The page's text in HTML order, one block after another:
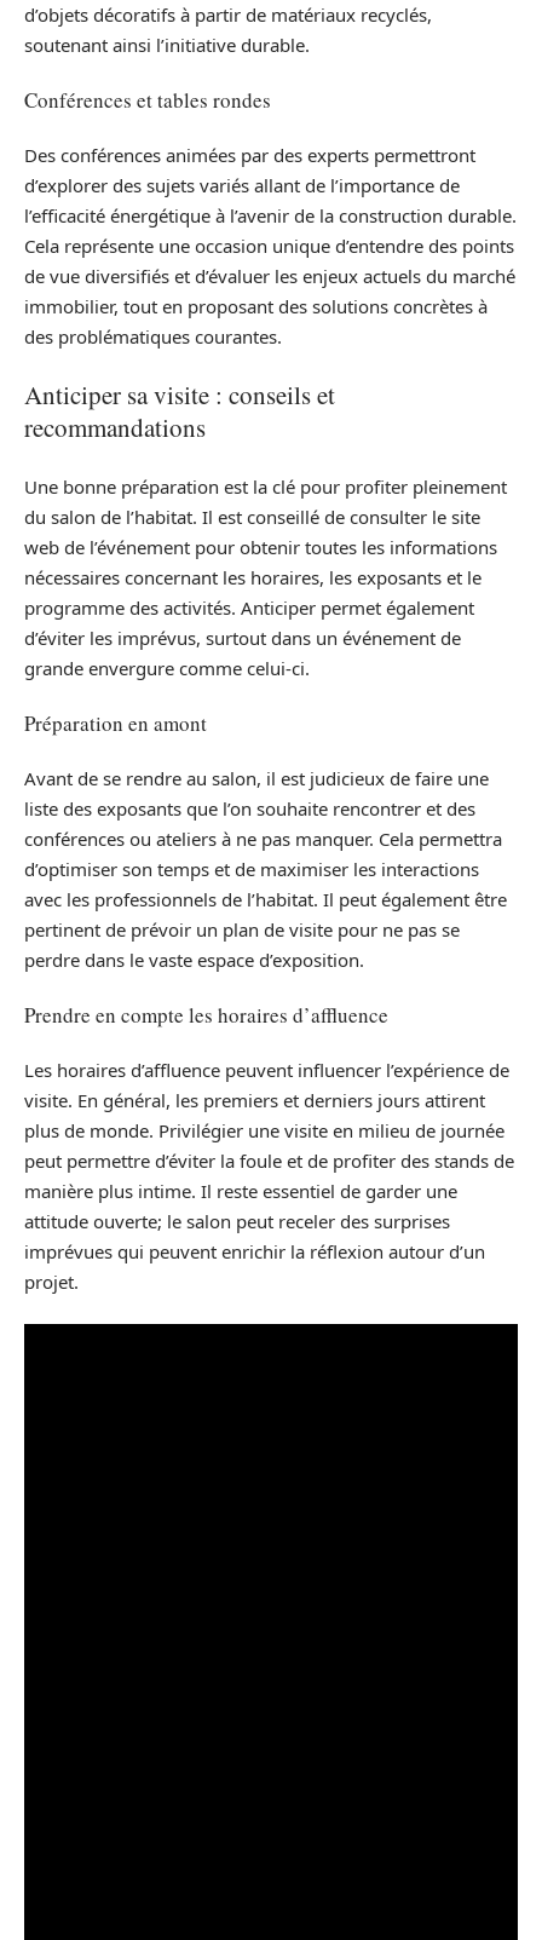
d’objets décoratifs à partir de matériaux recyclés,
soutenant ainsi l’initiative durable.
Conférences et tables rondes
Des conférences animées par des experts permettront
d’explorer des sujets variés allant de l’importance de
l’efficacité énergétique à l’avenir de la construction durable.
Cela représente une occasion unique d’entendre des points
de vue diversifiés et d’évaluer les enjeux actuels du marché
immobilier, tout en proposant des solutions concrètes à
des problématiques courantes.
Anticiper sa visite : conseils et
recommandations
Une bonne préparation est la clé pour profiter pleinement
du salon de l’habitat. Il est conseillé de consulter le site
web de l’événement pour obtenir toutes les informations
nécessaires concernant les horaires, les exposants et le
programme des activités. Anticiper permet également
d’éviter les imprévus, surtout dans un événement de
grande envergure comme celui-ci.
Préparation en amont
Avant de se rendre au salon, il est judicieux de faire une
liste des exposants que l’on souhaite rencontrer et des
conférences ou ateliers à ne pas manquer. Cela permettra
d’optimiser son temps et de maximiser les interactions
avec les professionnels de l’habitat. Il peut également être
pertinent de prévoir un plan de visite pour ne pas se
perdre dans le vaste espace d’exposition.
Prendre en compte les horaires d’affluence
Les horaires d’affluence peuvent influencer l’expérience de
visite. En général, les premiers et derniers jours attirent
plus de monde. Privilégier une visite en milieu de journée
peut permettre d’éviter la foule et de profiter des stands de
manière plus intime. Il reste essentiel de garder une
attitude ouverte; le salon peut receler des surprises
imprévues qui peuvent enrichir la réflexion autour d’un
projet.